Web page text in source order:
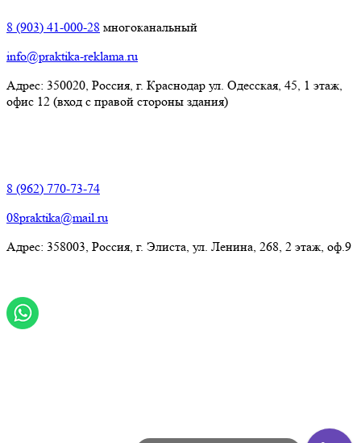
8 (903) 41-000-28 многоканальный
info@praktika-reklama.ru
Адрес: 350020, Россия, г. Краснодар ул. Одесская, 45, 1 этаж,
офис 12 (вход с правой стороны здания)
8 (962) 770-73-74
08praktika@mail.ru
Адрес:​ 358003, Россия, г. Элиста, ул. Ленина, 268, 2 этаж, оф.9